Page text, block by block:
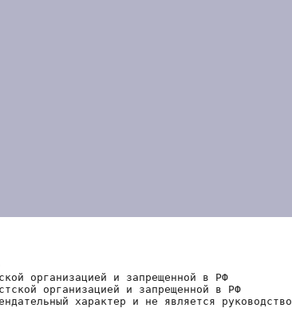
организацией и запрещенной в РФ
организацией и запрещенной в РФ
характер и не является